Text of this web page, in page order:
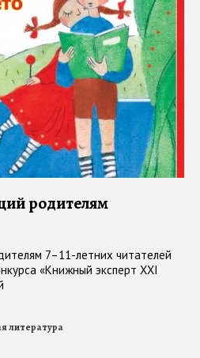
родителям
7–11-летних читателей
«Книжный эксперт XXI
литература